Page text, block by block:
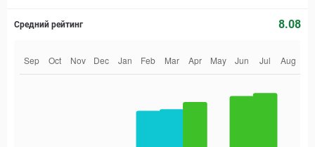
Средний рейтинг 8.08